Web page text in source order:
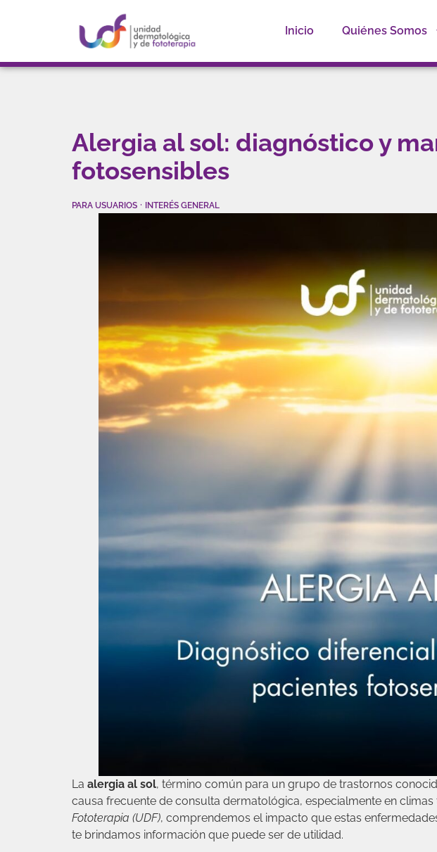
Inicio Quiénes Somos
Alergia al sol: diagnóstico y
fotosensibles
PARA USUARIOS · INTERÉS GENERAL
La alergia al sol, término común para un grupo de trastornos
causa frecuente de consulta dermatológica, especialmente en climas
Fototerapia (UDF), comprendemos el impacto que estas
te brindamos información que puede ser de utilidad.